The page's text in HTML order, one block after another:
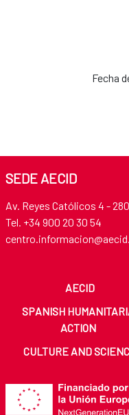
Fecha
SEDE AECID
Av. Reyes Católicos 4 -
Tel. +34 900 20 30 54​​​​​​​
AECID
SPANISH
ACTION
CULTURE AND